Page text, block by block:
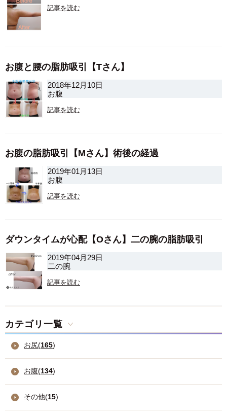
記事を読む
お腹と腰の脂肪吸引【Tさん】
2018年12月10日
お腹
記事を読む
お腹の脂肪吸引【Mさん】術後の経過
2019年01月13日
お腹
記事を読む
ダウンタイムが心配【Oさん】二の腕の脂肪吸引
2019年04月29日
二の腕
記事を読む
カテゴリ一覧
お尻(165)
お腹(134)
その他(15)